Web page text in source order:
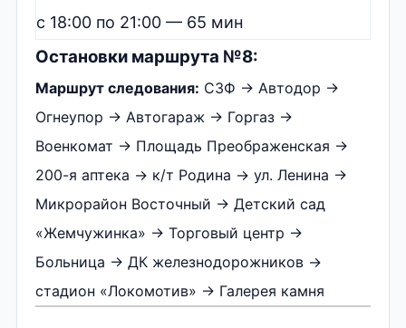
с 18:00 по 21:00 — 65 мин
Остановки маршрута №8:
Маршрут следования: СЗФ → Автодор →
Огнеупор → Автогараж → Горгаз →
Военкомат → Площадь Преображенская →
200-я аптека → к/т Родина → ул. Ленина →
Микрорайон Восточный → Детский сад
«Жемчужинка» → Торговый центр →
Больница → ДК железнодорожников →
стадион «Локомотив» → Галерея камня